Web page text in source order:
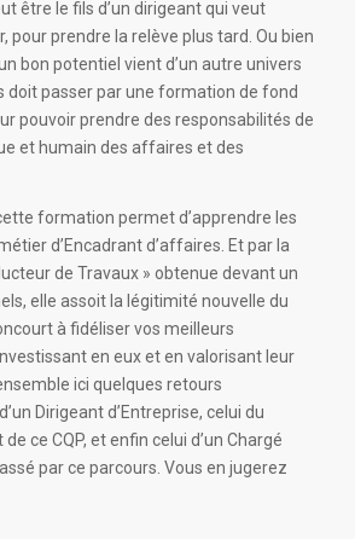
être le fils d’un dirigeant qui veut
pour prendre la relève plus tard. Ou bien
bon potentiel vient d’un autre univers
doit passer par une formation de fond
pouvoir prendre des responsabilités de
et humain des affaires et des
formation permet d’apprendre les
d’Encadrant d’affaires. Et par la
de Travaux » obtenue devant un
elle assoit la légitimité nouvelle du
à fidéliser vos meilleurs
en eux et en valorisant leur
ici quelques retours
Dirigeant d’Entreprise, celui du
ce CQP, et enfin celui d’un Chargé
par ce parcours. Vous en jugerez